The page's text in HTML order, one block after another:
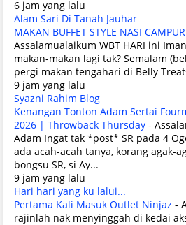
6 jam yang lalu
Alam Sari Di Tanah Jauhar
MAKAN BUFFET STYLE NASI
Assalamualaikum WBT HARI ini
makan-makan lagi tak? Semalam
pergi makan tengahari di Belly
9 jam yang lalu
Syazni Rahim Blog
Kenangan Tonton Adam Sertai
2026 | Throwback Thursday -
Adam Ingat tak *post* SR pada 4
ada acah-acah tanya, korang agak-
bongsu SR, si Ay...
9 jam yang lalu
Hari hari yang ku lalui...
Pertama Kali Masuk Outlet Ninjaz -
rajinlah nak menyinggah di kedai